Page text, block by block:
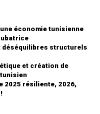
économie tunisienne
déséquilibres structurels
et création de
2025 résiliente, 2026,